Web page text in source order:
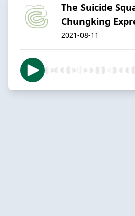
The Suicide
Chungking
2021-08-11